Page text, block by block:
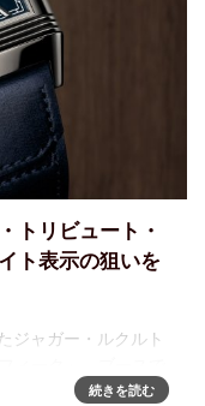
トリビュート・
ト表示の狙いを
ジャガー・ルクルト
徴的なビックデイト
続きを読む